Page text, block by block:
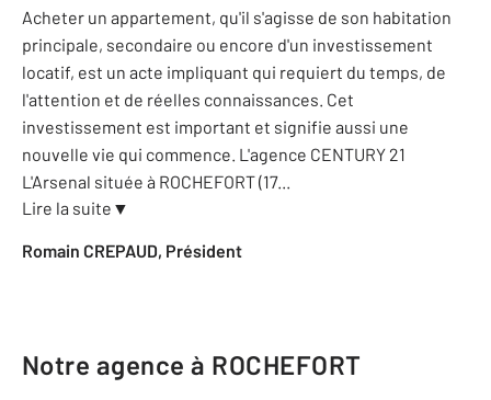
Acheter un appartement, qu'il s'agisse de son habitation
principale, secondaire ou encore d'un investissement
locatif, est un acte impliquant qui requiert du temps, de
l'attention et de réelles connaissances. Cet
investissement est important et signifie aussi une
nouvelle vie qui commence. L'agence CENTURY 21
L'Arsenal située à ROCHEFORT (17...
Lire la suite ▼
Romain CREPAUD, Président
Notre agence à ROCHEFORT